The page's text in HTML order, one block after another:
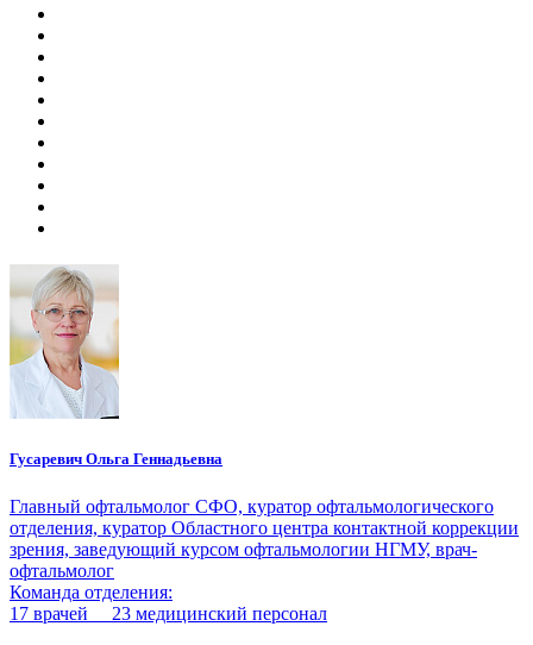
Гусаревич Ольга Геннадьевна
Главный офтальмолог СФО, куратор офтальмологического
отделения, куратор Областного центра контактной коррекции
зрения, заведующий курсом офтальмологии НГМУ, врач-
офтальмолог
Команда отделения:
17 врачей 23 медицинский персонал